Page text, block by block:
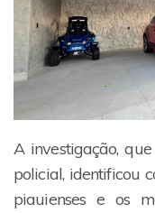
A investigação,
policial, identificou
piauienses e os